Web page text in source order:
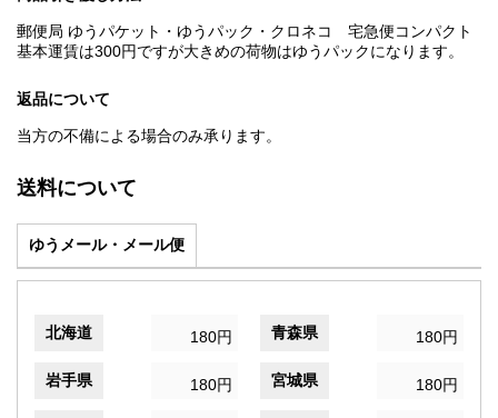
郵便局 ゆうパケット・ゆうパック・クロネコ 宅急便コンパクト
基本運賃は300円ですが大きめの荷物はゆうパックになります。
返品について
当方の不備による場合のみ承ります。
送料について
ゆうメール・メール便
北海道 180円 青森県 180円
岩手県 180円 宮城県 180円